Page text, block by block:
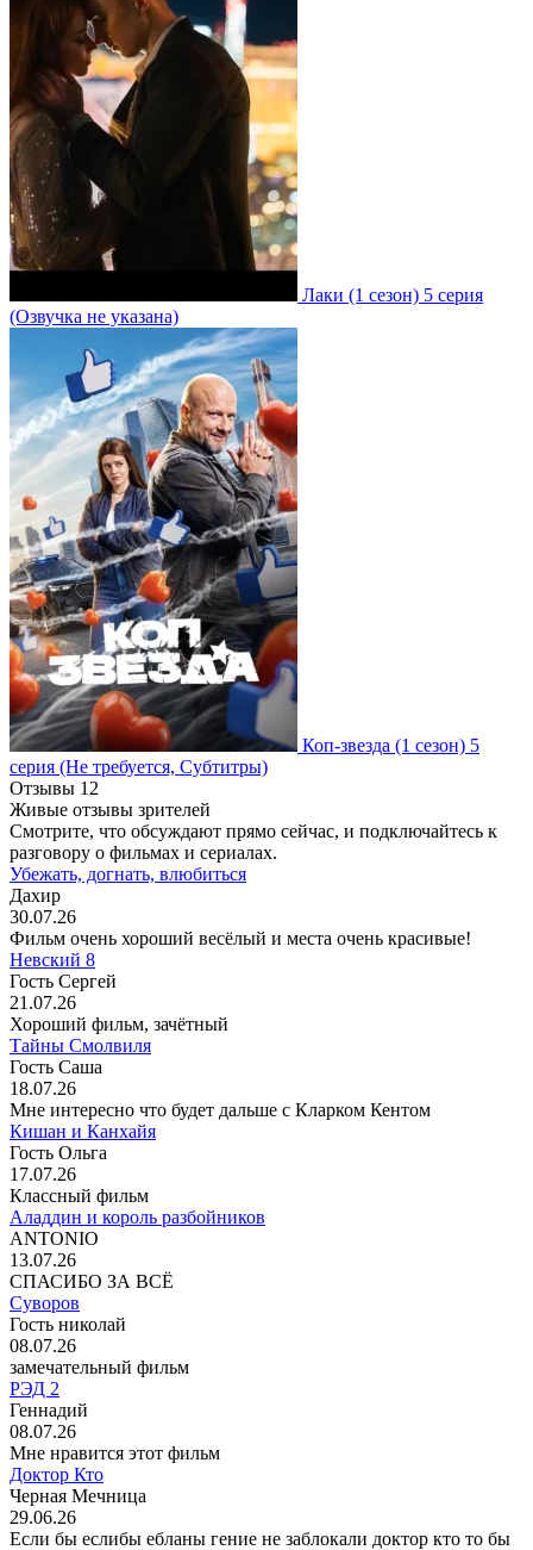
Лаки (1 сезон) 5 серия
(Озвучка не указана)
Коп-звезда (1 сезон) 5
серия (Не требуется, Субтитры)
Отзывы 12
Живые отзывы зрителей
Смотрите, что обсуждают прямо сейчас, и подключайтесь к
разговору о фильмах и сериалах.
Убежать, догнать, влюбиться
Дахир
30.07.26
Фильм очень хороший весёлый и места очень красивые!
Невский 8
Гость Сергей
21.07.26
Хороший фильм, зачётный
Тайны Смолвиля
Гость Саша
18.07.26
Мне интересно что будет дальше с Кларком Кентом
Кишан и Канхайя
Гость Ольга
17.07.26
Классный фильм
Аладдин и король разбойников
ANTONIO
13.07.26
СПАСИБО ЗА ВСЁ
Суворов
Гость николай
08.07.26
замечательный фильм
РЭД 2
Геннадий
08.07.26
Мне нравится этот фильм
Доктор Кто
Черная Мечница
29.06.26
Если бы еслибы ебланы гение не заблокали доктор кто то бы